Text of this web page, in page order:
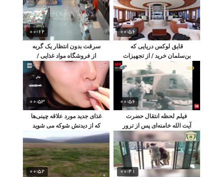
00:56
قایق لوکس دریایی که
بن‌سلمان خرید / از تجهیزات
داخل قایق شوکه می شوید
00:12
سرقت بدون انتظار یک گربه
از فروشگاه مواد غذایی /
فروشنده شوکه می شود
00:56
فیلم لحظه انتقال حضرت
آیت الله خامنه‌ای پس از ترور
به بیمارستان!
00:53
غذای جدید مورد علاقه چینی‌ها
که از دیدنش شوکه می شوید
00:41
00:52